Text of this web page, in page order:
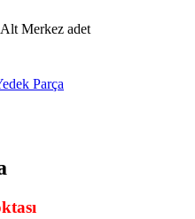
Merkez adet
Parça